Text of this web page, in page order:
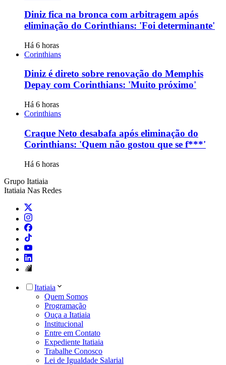
Diniz fica na bronca com arbitragem após
eliminação do Corinthians: 'Foi determinante'
Há 6 horas
Corinthians
Diniz é direto sobre renovação do Memphis
Depay com Corinthians: 'Muito próximo'
Há 6 horas
Corinthians
Craque Neto desabafa após eliminação do
Corinthians: 'Quem não gostou que se f***'
Há 6 horas
Grupo Itatiaia
Itatiaia Nas Redes
Itatiaia
Quem Somos
Programação
Ouça a Itatiaia
Institucional
Entre em Contato
Expediente Itatiaia
Trabalhe Conosco
Lei de Igualdade Salarial